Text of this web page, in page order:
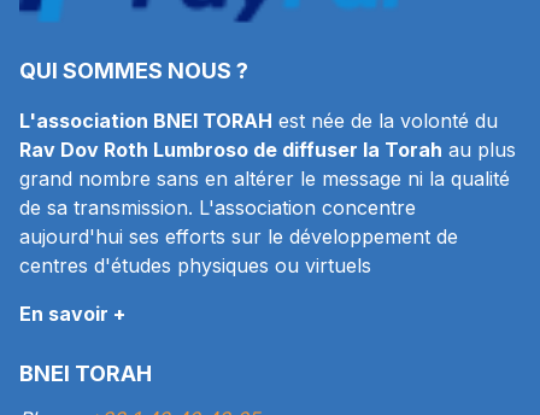
QUI SOMMES NOUS ?
L'association BNEI TORAH est née de la volonté du
Rav Dov Roth Lumbroso de diffuser la Torah au plus
grand nombre sans en altérer le message ni la qualité
de sa transmission. L'association concentre
aujourd'hui ses efforts sur le développement de
centres d'études physiques ou virtuels
En savoir +
BNEI TORAH